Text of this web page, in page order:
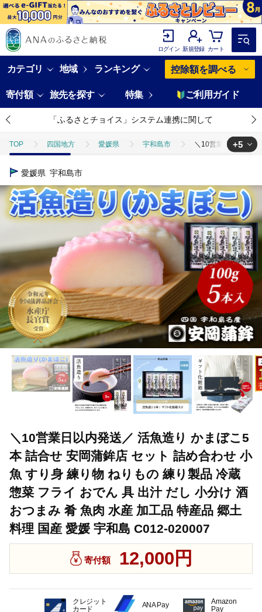
ログイン 新規登録 カート
カテゴリ 地域 ランキング 控除額を調べる
寄付額 旅先を探す 特集 ご利用ガイド
「ふるさとチョイス」システム連携に関して
TOP 四国地方 愛媛県 宇和島市 ＼10営業日以内発送
TOP
TOP 加工食品 惣菜・レトルト ＼10営業日以内発送／ 活魚
TOP 加工食品 ねりもの ＼10営業日以内発送／ 活魚造り
ねりもの かまぼこ ＼10営業日以内発
TOP 加工食品 ほかのねりもの ＼10営業日
+5
愛媛県 宇和島市
＼10営業日以内発送／ 活魚造り かまぼこ5
本 詰合せ 安岡蒲鉾店 セット 詰め合わせ 小
魚 すり身 練り物 ねりもの 練り製品 冷蔵
惣菜 フライ おでん 具 出汁 だし 小分け 酒
おつまみ 肴 魚肉 水産 加工品 特産品 郷土
料理 国産 愛媛 宇和島 C012-020007
寄付額 12,000円
クレジット
カード
ANA Pay
Amazon
Pay